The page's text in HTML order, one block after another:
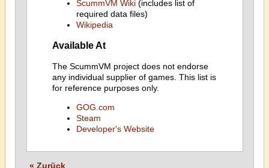
ScummVM Wiki(includes list of
required data files)
Wikipedia
Available At
The ScummVM project does not endorse
any individual supplier of games. This list is
for reference purposes only.
GOG.com
Steam
Developer's Website
« Zurück